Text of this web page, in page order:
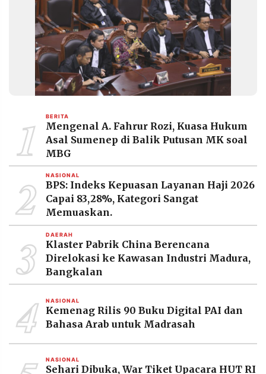
RESOLUSI
MEDIA
PRAMUDITA
Resolusi.co
-
2026
PT.
RESOLUSI
MEDIA
PRAMUDITA
1 BERITA
Mengenal A. Fahrur Rozi, Kuasa Hukum
Asal Sumenep di Balik Putusan MK soal
MBG
2 NASIONAL
BPS: Indeks Kepuasan Layanan Haji 2026
Capai 83,28%, Kategori Sangat
Memuaskan.
3 DAERAH
Klaster Pabrik China Berencana
Direlokasi ke Kawasan Industri Madura,
Bangkalan
4 NASIONAL
Kemenag Rilis 90 Buku Digital PAI dan
Bahasa Arab untuk Madrasah
NASIONAL
Sehari Dibuka, War Tiket Upacara HUT RI